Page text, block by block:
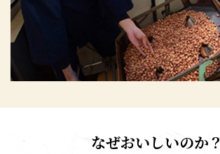
なぜおいしいのか？